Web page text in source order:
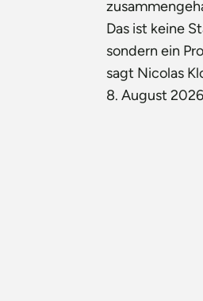
Das ist keine
sondern ein
sagt Nicolas
8. August 2026